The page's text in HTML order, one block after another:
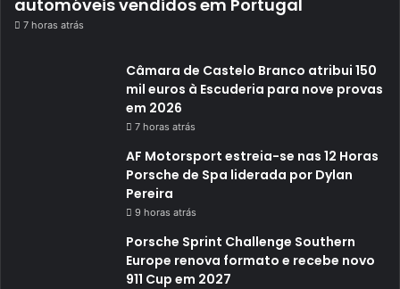
automóveis vendidos em Portugal
7 horas atrás
Câmara de Castelo Branco atribui 150
mil euros à Escuderia para nove provas
em 2026
7 horas atrás
AF Motorsport estreia-se nas 12 Horas
Porsche de Spa liderada por Dylan
Pereira
9 horas atrás
Porsche Sprint Challenge Southern
Europe renova formato e recebe novo
911 Cup em 2027